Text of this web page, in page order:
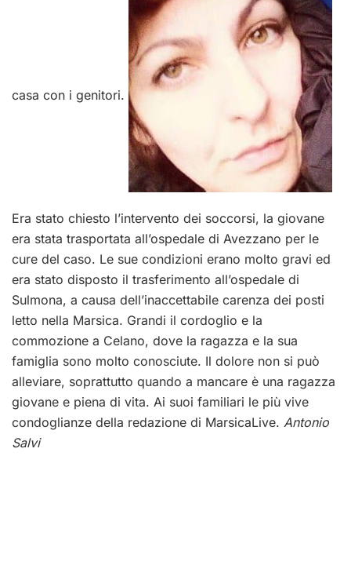
casa con i genitori.
Era stato chiesto l’intervento dei soccorsi, la giovane
era stata trasportata all’ospedale di Avezzano per le
cure del caso. Le sue condizioni erano molto gravi ed
era stato disposto il trasferimento all’ospedale di
Sulmona, a causa dell’inaccettabile carenza dei posti
letto nella Marsica. Grandi il cordoglio e la
commozione a Celano, dove la ragazza e la sua
famiglia sono molto conosciute. Il dolore non si può
alleviare, soprattutto quando a mancare è una ragazza
giovane e piena di vita. Ai suoi familiari le più vive
condoglianze della redazione di MarsicaLive. Antonio
Salvi